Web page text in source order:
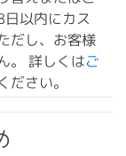
以内にカス
だし、お客様
。 詳しくはご
ださい。